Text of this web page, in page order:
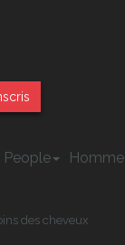
People
Homme
des cheveux